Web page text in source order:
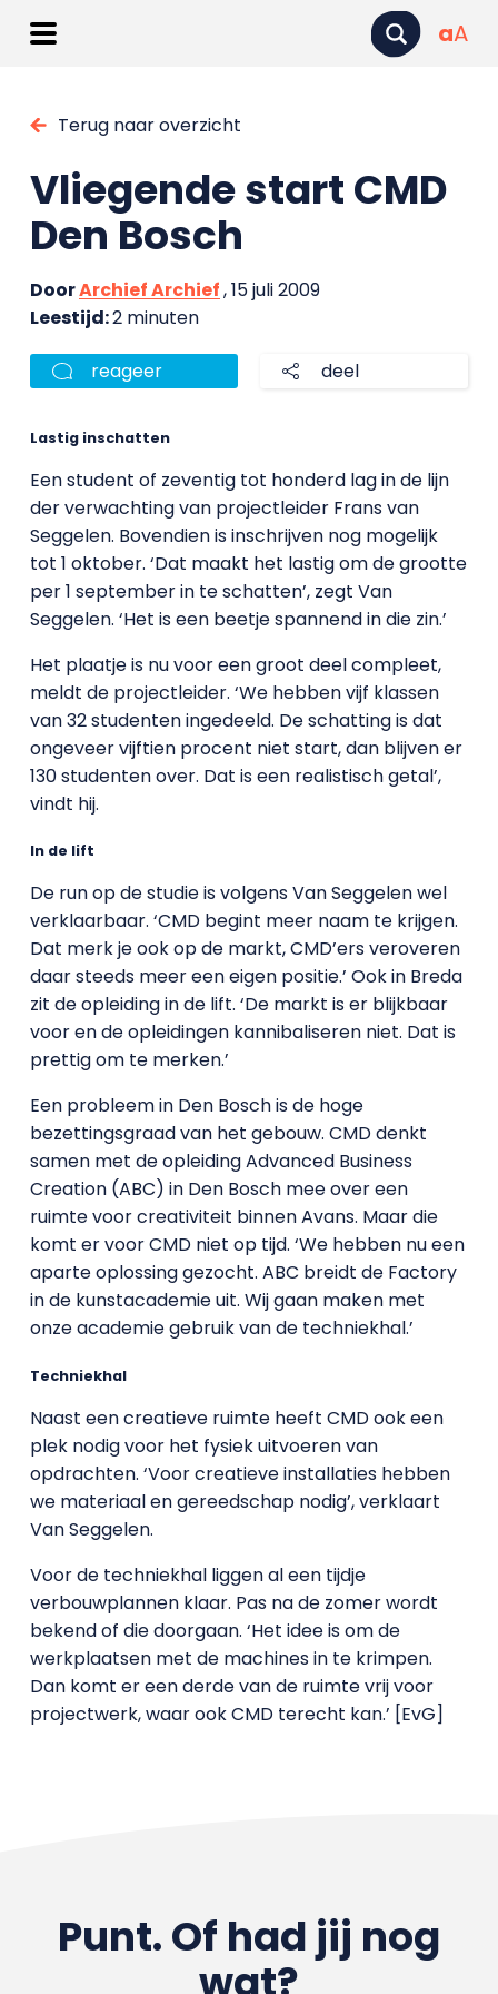
aA
Terug naar overzicht
Vliegende start CMD
Den Bosch
DoorArchief Archief, 15 juli 2009
Leestijd:2 minuten
reageer deel
Lastig inschatten
Een student of zeventig tot honderd lag in de lijn
der verwachting van projectleider Frans van
Seggelen. Bovendien is inschrijven nog mogelijk
tot 1 oktober. ‘Dat maakt het lastig om de grootte
per 1 september in te schatten’, zegt Van
Seggelen. ‘Het is een beetje spannend in die zin.’
Het plaatje is nu voor een groot deel compleet,
meldt de projectleider. ‘We hebben vijf klassen
van 32 studenten ingedeeld. De schatting is dat
ongeveer vijftien procent niet start, dan blijven er
130 studenten over. Dat is een realistisch getal’,
vindt hij.
In de lift
De run op de studie is volgens Van Seggelen wel
verklaarbaar. ‘CMD begint meer naam te krijgen.
Dat merk je ook op de markt, CMD’ers veroveren
daar steeds meer een eigen positie.’ Ook in Breda
zit de opleiding in de lift. ‘De markt is er blijkbaar
voor en de opleidingen kannibaliseren niet. Dat is
prettig om te merken.’
Een probleem in Den Bosch is de hoge
bezettingsgraad van het gebouw. CMD denkt
samen met de opleiding Advanced Business
Creation (ABC) in Den Bosch mee over een
ruimte voor creativiteit binnen Avans. Maar die
komt er voor CMD niet op tijd. ‘We hebben nu een
aparte oplossing gezocht. ABC breidt de Factory
in de kunstacademie uit. Wij gaan maken met
onze academie gebruik van de techniekhal.’
Techniekhal
Naast een creatieve ruimte heeft CMD ook een
plek nodig voor het fysiek uitvoeren van
opdrachten. ‘Voor creatieve installaties hebben
we materiaal en gereedschap nodig’, verklaart
Van Seggelen.
Voor de techniekhal liggen al een tijdje
verbouwplannen klaar. Pas na de zomer wordt
bekend of die doorgaan. ‘Het idee is om de
werkplaatsen met de machines in te krimpen.
Dan komt er een derde van de ruimte vrij voor
projectwerk, waar ook CMD terecht kan.’ [EvG]
Punt. Of had jij nog
wat?